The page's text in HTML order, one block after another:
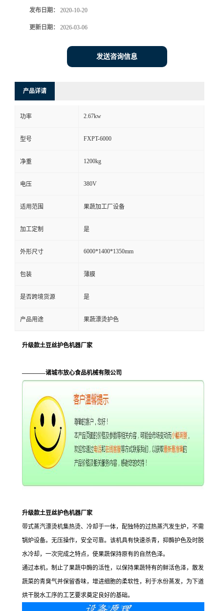
发布日期： 2020-10-20
更新日期： 2026-03-06
发送咨询信息
产品详请
功率 2.67kw
型号 FXPT-6000
净重 1200kg
电压 380V
适用范围 果蔬加工厂设备
加工定制 是
外形尺寸 6000*1400*1350mm
包装 薄膜
是否跨境货源 是
产品用途 果蔬漂烫护色
升级款土豆丝护色机器厂家
————诸城市放心食品机械有限公司
升级款土豆丝护色机器厂家
带式蒸汽漂烫机集热烫、冷却于一体，配独特的过热蒸汽发生炉，不需
锅炉设备。无压操作，安全可靠。该机具有快速杀青，抑酶护色及时脱
水冷却，一次完成之特点，使果蔬保持原有的自然色泽。
通过本机，制止了果蔬中酶的活性，以保持果蔬特有的鲜活色泽，散发
蔬菜的青臭气并保留香味，增进细胞的柔软性，利于水份蒸发，为下道
烘干脱水工序的工艺要求奠定良好的基础。